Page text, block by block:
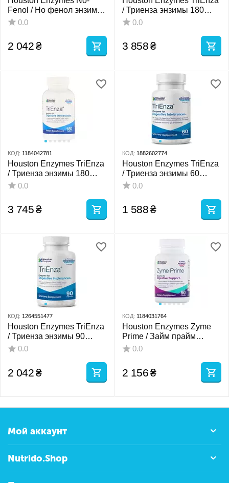
Fenol / Но фенол энзимы
90 капс
0.0
2 042₴
/ Триенза энзимы 180
жевательных табл
0.0
3 858₴
КОД: 1184042781
Houston Enzymes TriEnza
/ Триенза энзимы 180
капс
0.0
3 745₴
КОД: 1882602774
Houston Enzymes TriEnza
/ Триенза энзимы 60
капсул
0.0
1 588₴
КОД: 1264551477
Houston Enzymes TriEnza
/ Триенза энзимы 90
капсул
0.0
2 042₴
КОД: 1184031764
Houston Enzymes Zyme
Prime / Займ прайм
энзимы 90 Capsules
0.0
2 156₴
Мой аккаунт
Nutrido.Shop